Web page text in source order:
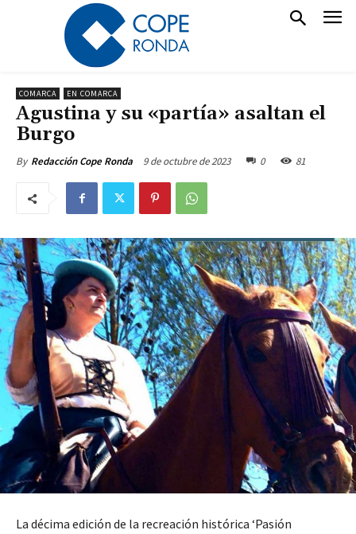
COMARCA EN COMARCA
Agustina y su «partía» asaltan el
Burgo
By Redacción Cope Ronda 9 de octubre de 2023 0 81
La décima edición de la recreación histórica ‘Pasión